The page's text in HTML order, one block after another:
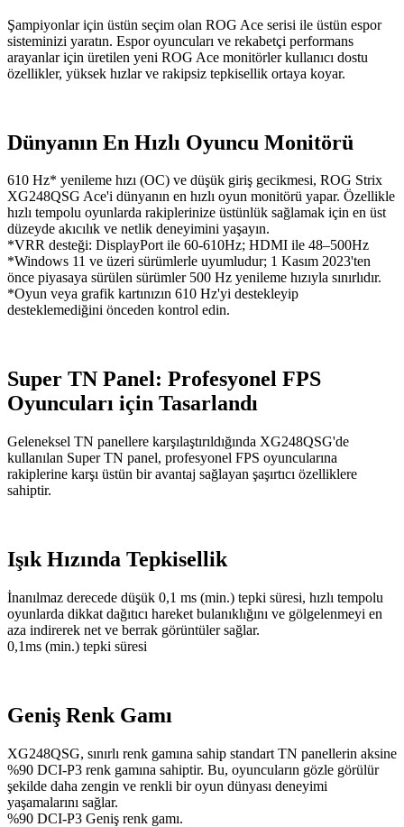
Şampiyonlar için üstün seçim olan ROG Ace serisi ile üstün espor
sisteminizi yaratın. Espor oyuncuları ve rekabetçi performans
arayanlar için üretilen yeni ROG Ace monitörler kullanıcı dostu
özellikler, yüksek hızlar ve rakipsiz tepkisellik ortaya koyar.
Dünyanın En Hızlı Oyuncu Monitörü
610 Hz* yenileme hızı (OC) ve düşük giriş gecikmesi, ROG Strix
XG248QSG Ace'i dünyanın en hızlı oyun monitörü yapar. Özellikle
hızlı tempolu oyunlarda rakiplerinize üstünlük sağlamak için en üst
düzeyde akıcılık ve netlik deneyimini yaşayın.
*VRR desteği: DisplayPort ile 60-610Hz; HDMI ile 48–500Hz
*Windows 11 ve üzeri sürümlerle uyumludur; 1 Kasım 2023'ten
önce piyasaya sürülen sürümler 500 Hz yenileme hızıyla sınırlıdır.
*Oyun veya grafik kartınızın 610 Hz'yi destekleyip
desteklemediğini önceden kontrol edin.
Super TN Panel: Profesyonel FPS
Oyuncuları için Tasarlandı
Geleneksel TN panellere karşılaştırıldığında XG248QSG'de
kullanılan Super TN panel, profesyonel FPS oyuncularına
rakiplerine karşı üstün bir avantaj sağlayan şaşırtıcı özelliklere
sahiptir.
Işık Hızında Tepkisellik
İnanılmaz derecede düşük 0,1 ms (min.) tepki süresi, hızlı tempolu
oyunlarda dikkat dağıtıcı hareket bulanıklığını ve gölgelenmeyi en
aza indirerek net ve berrak görüntüler sağlar.
0,1ms (min.) tepki süresi
Geniş Renk Gamı
XG248QSG, sınırlı renk gamına sahip standart TN panellerin aksine
%90 DCI-P3 renk gamına sahiptir. Bu, oyuncuların gözle görülür
şekilde daha zengin ve renkli bir oyun dünyası deneyimi
yaşamalarını sağlar.
%90 DCI-P3 Geniş renk gamı.